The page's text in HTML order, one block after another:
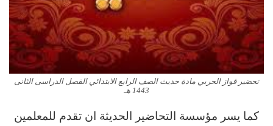
تحضير فواز الحربي مادة حديث الصف الرابع الابتدائي الفصل الدراسى الثانى
1443 هـ
كما يسر مؤسسة التحاضير الحديثة ان تقدم للمعلمين